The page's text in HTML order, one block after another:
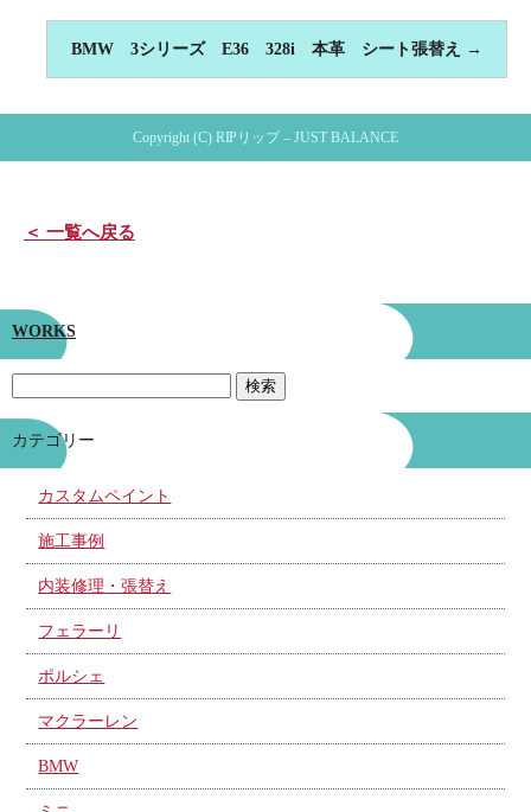
BMW 3シリーズ E36 328i 本革 シート張替え →
Copyright (C) RIPリップ – JUST BALANCE
＜ 一覧へ戻る
WORKS
カテゴリー
カスタムペイント
施工事例
内装修理・張替え
フェラーリ
ポルシェ
マクラーレン
BMW